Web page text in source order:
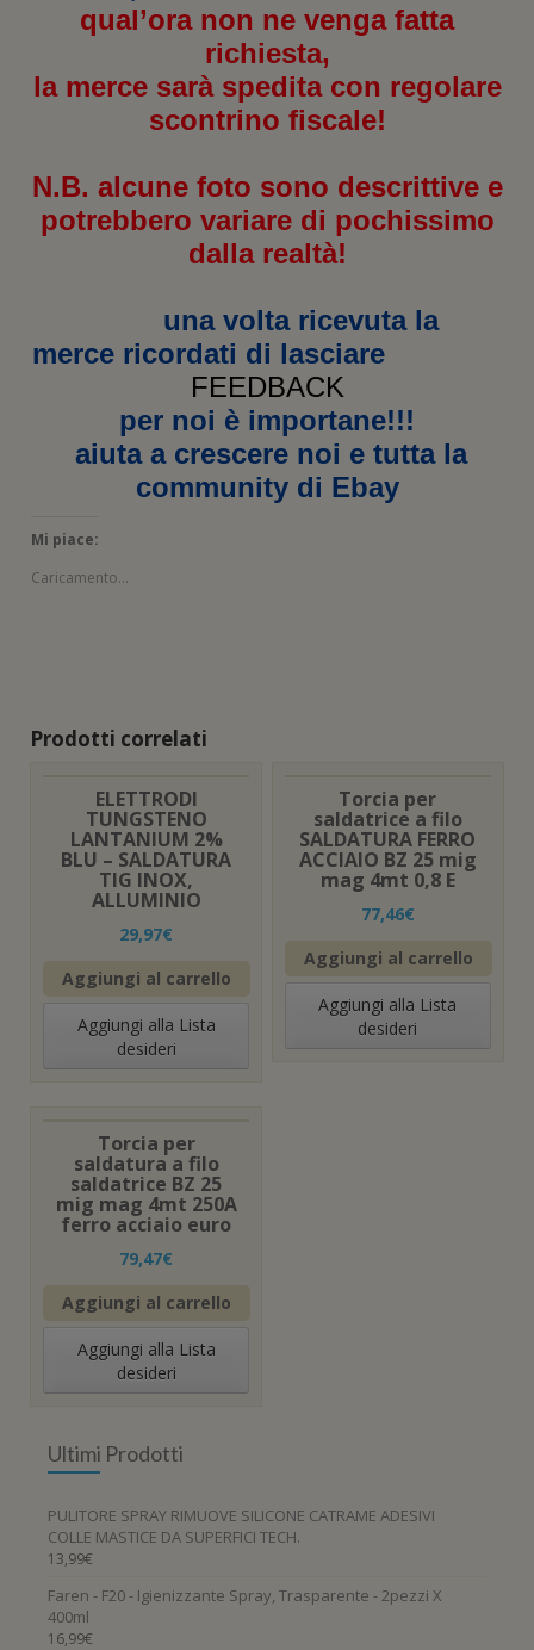
qual’ora non ne venga fatta
richiesta,
la merce sarà spedita con regolare
scontrino fiscale!
N.B. alcune foto sono descrittive e
potrebbero variare di pochissimo
dalla realtà!
una volta ricevuta la
merce ricordati di lasciare
FEEDBACK
per noi è importane!!!
aiuta a crescere noi e tutta la
community di Ebay
Mi piace:
Caricamento...
Prodotti correlati
ELETTRODI
TUNGSTENO
LANTANIUM 2%
BLU – SALDATURA
TIG INOX,
ALLUMINIO
29,97€
Aggiungi al carrello
Aggiungi alla Lista
desideri
Torcia per
saldatrice a filo
SALDATURA FERRO
ACCIAIO BZ 25 mig
mag 4mt 0,8 E
77,46€
Aggiungi al carrello
Aggiungi alla Lista
desideri
Torcia per
saldatura a filo
saldatrice BZ 25
mig mag 4mt 250A
ferro acciaio euro
79,47€
Aggiungi al carrello
Aggiungi alla Lista
desideri
Ultimi Prodotti
PULITORE SPRAY RIMUOVE SILICONE CATRAME ADESIVI
COLLE MASTICE DA SUPERFICI TECH.
13,99€
Faren - F20 - Igienizzante Spray, Trasparente - 2pezzi X
400ml
16,99€